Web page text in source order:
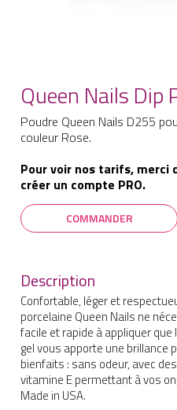
Queen Nails Dip
Poudre Queen Nails D255
couleur Rose.
Pour voir nos tarifs, merci
créer un compte PRO.
COMMANDER
Description
Confortable, léger et
porcelaine Queen Nails ne
facile et rapide à appliquer
gel vous apporte une brillance
bienfaits : sans odeur, avec
vitamine E permettant à vos
Made in USA.